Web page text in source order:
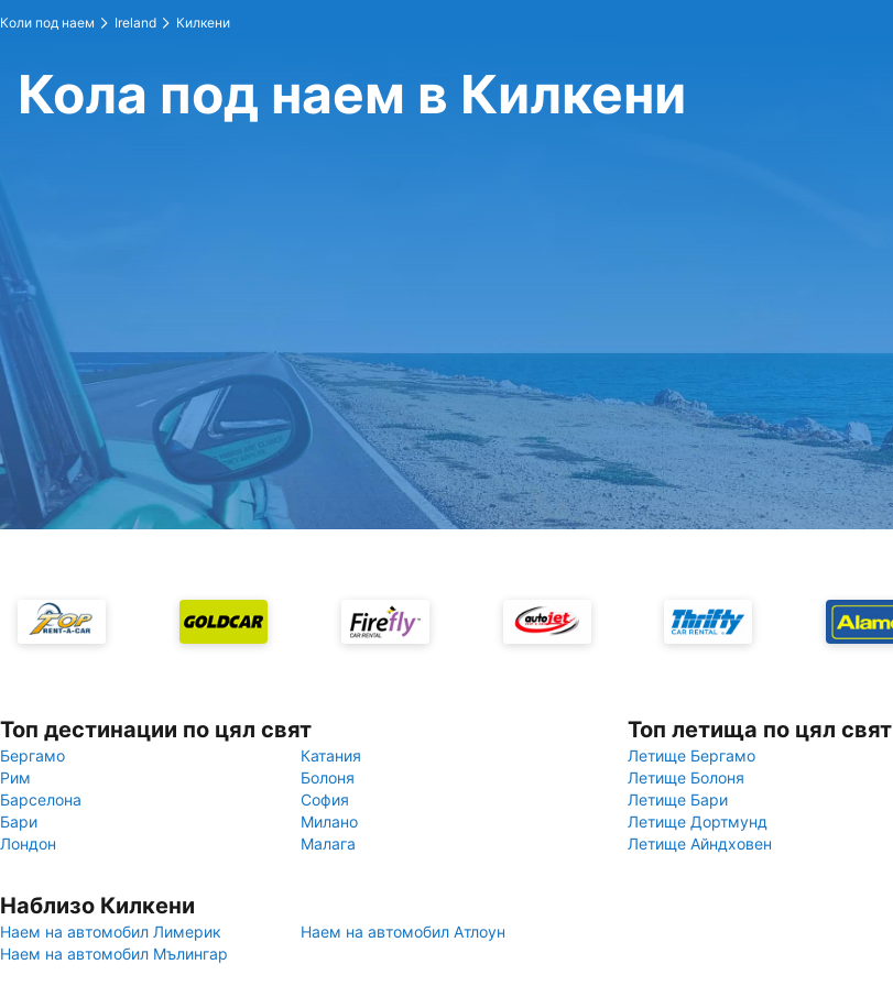
Коли под наем Ireland Килкени
Кола под наем в Килкени
Топ дестинации по цял свят
Бергамо
Катания
Рим
Болоня
Барселона
София
Бари
Милано
Лондон
Малага
Топ летища по цял свят
Летище Бергамо
Летище Болоня
Летище Бари
Летище Дортмунд
Летище Айндховен
Наблизо Килкени
Наем на автомобил Лимерик
Наем на автомобил Атлоун
Наем на автомобил Мълингар